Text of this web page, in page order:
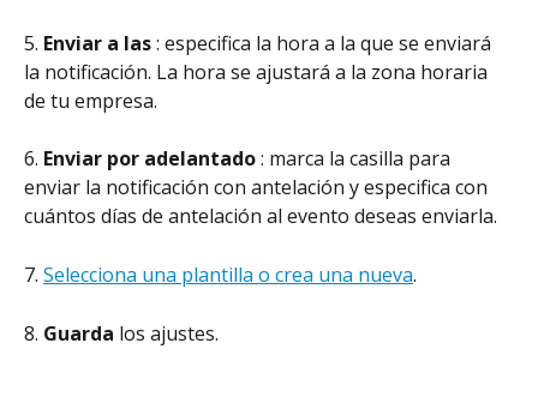
5. Enviar a las : especifica la hora a la que se enviará
la notificación. La hora se ajustará a la zona horaria
de tu empresa.
6. Enviar por adelantado : marca la casilla para
enviar la notificación con antelación y especifica con
cuántos días de antelación al evento deseas enviarla.
7. Selecciona una plantilla o crea una nueva.
8. Guarda los ajustes.